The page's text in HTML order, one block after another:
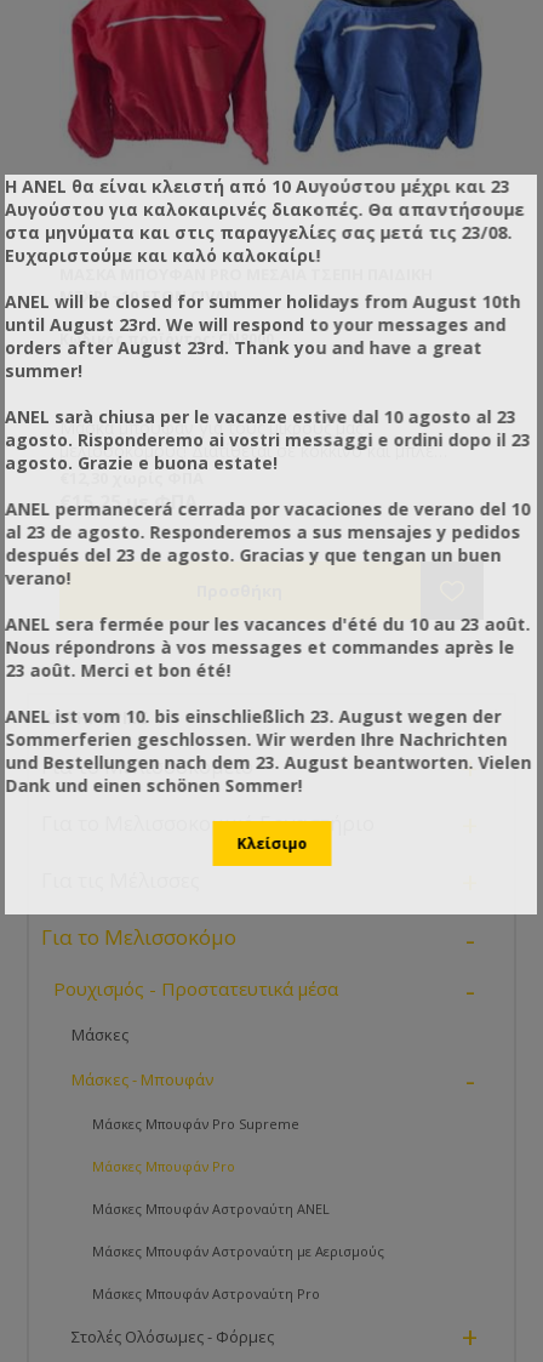
ΜΈΧΡΙ ~10 ΕΤΏΝ CIVAN
Κωδικός προϊόντος: CN8000
Μάσκα μπουφάν για τους μικρούς μας
μελισσοκόμους! Διατίθεται σε κόκκινο και μπλε
χρώμα. Διαθέτει μία μεγάλη τσέπη στο ύψος της
€15,25 με ΦΠΑ
ΚΑΤΗΓΟΡΊΕΣ
Για το Μελισσοκομείο +
Για το Μελισσοκομικό Εργαστήριο
Για το Μελισσοκόμο -
Ρουχισμός - Προστατευτικά μέσα -
Μάσκες
Μάσκες - Μπουφάν -
Μάσκες Μπουφάν Pro Supreme
Μάσκες Μπουφάν Pro
Μάσκες Μπουφάν Αστροναύτη ANEL
Μάσκες Μπουφάν Αστροναύτη με Αερισμούς
Μάσκες Μπουφάν Αστροναύτη Pro
Στολές Ολόσωμες - Φόρμες +
Η ANEL θα είναι κλειστή από 10 Αυγούστου μέχρι και 23
Αυγούστου για καλοκαιρινές διακοπές. Θα απαντήσουμε
στα μηνύματα και στις παραγγελίες σας μετά τις 23/08.
Ευχαριστούμε και καλό καλοκαίρι!
ANEL will be closed for summer holidays from August 10th
until August 23rd. We will respond to your messages and
orders after August 23rd. Thank you and have a great
summer!
ANEL sarà chiusa per le vacanze estive dal 10 agosto al 23
agosto. Risponderemo ai vostri messaggi e ordini dopo il 23
agosto. Grazie e buona estate!
ANEL permanecerá cerrada por vacaciones de verano del 10
al 23 de agosto. Responderemos a sus mensajes y pedidos
después del 23 de agosto. Gracias y que tengan un buen
verano!
ANEL sera fermée pour les vacances d'été du 10 au 23 août.
Nous répondrons à vos messages et commandes après le
23 août. Merci et bon été!
ANEL ist vom 10. bis einschließlich 23. August wegen der
Sommerferien geschlossen. Wir werden Ihre Nachrichten
und Bestellungen nach dem 23. August beantworten. Vielen
Dank und einen schönen Sommer!